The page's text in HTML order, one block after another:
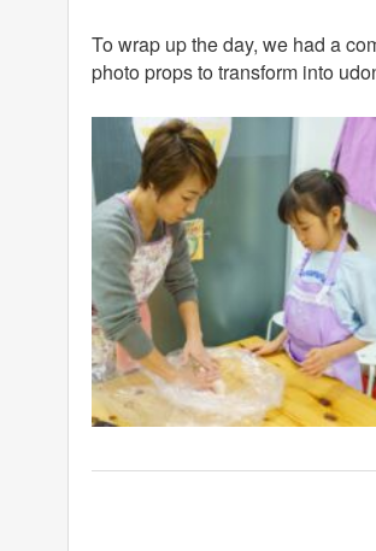
To wrap up the day, we had a
photo props to transform into